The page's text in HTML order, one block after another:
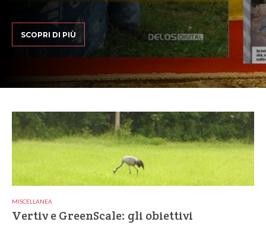
SCOPRI DI PIÙ
MISCELLANEA
Vertiv e GreenScale: gli obiettivi